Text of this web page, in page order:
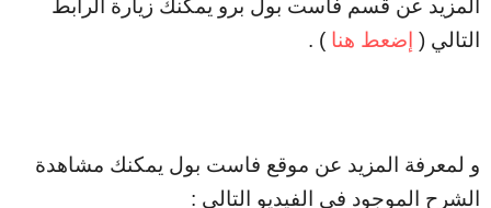
المزيد عن قسم فاست بول برو يمكنك زيارة الرابط
التالي ( إضعط هنا ) .
و لمعرفة المزيد عن موقع فاست بول يمكنك مشاهدة
الشرح الموجود في الفيديو التالي :